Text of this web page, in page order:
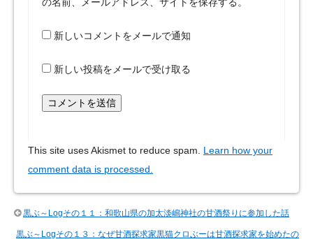
新しいコメントをメールで通知
新しい投稿をメールで受け取る
This site uses Akismet to reduce spam. Learn how your
comment data is processed.
黒ぶ～Logその１１：和歌山県の加太淡嶋神社の甘酒祭りに参加した話
黒ぶ～Logその１３：なぜ甘酒探求家黒猫クロぶーは甘酒探求家を始めたの